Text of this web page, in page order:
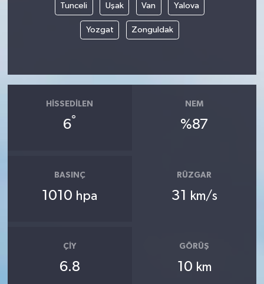
Tunceli Uşak Van Yalova
Yozgat Zonguldak
HISSEDILEN
6°
NEM
%87
BASINÇ
1010 hpa
RÜZGAR
31 km/s
ÇIY
6.8
GÖRÜŞ
10 km